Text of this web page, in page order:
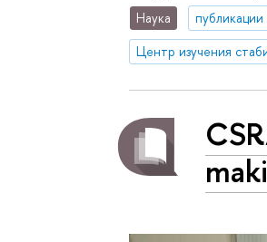
Наука публикации